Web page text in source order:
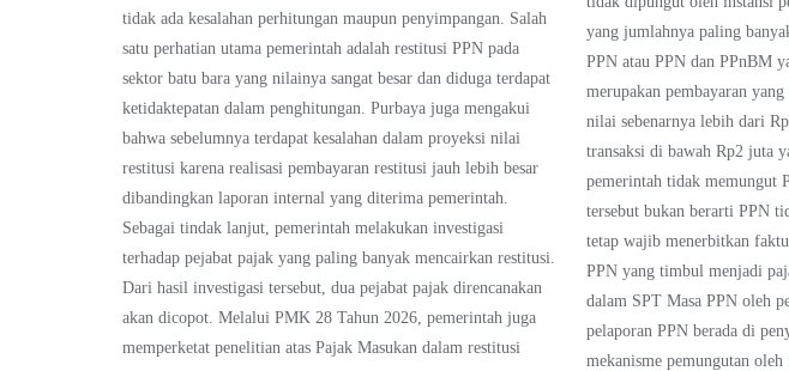
tidak ada kesalahan perhitungan maupun penyimpangan. Salah
satu perhatian utama pemerintah adalah restitusi PPN pada
sektor batu bara yang nilainya sangat besar dan diduga terdapat
ketidaktepatan dalam penghitungan. Purbaya juga mengakui
bahwa sebelumnya terdapat kesalahan dalam proyeksi nilai
restitusi karena realisasi pembayaran restitusi jauh lebih besar
dibandingkan laporan internal yang diterima pemerintah.
Sebagai tindak lanjut, pemerintah melakukan investigasi
terhadap pejabat pajak yang paling banyak mencairkan restitusi.
Dari hasil investigasi tersebut, dua pejabat pajak direncanakan
akan dicopot. Melalui PMK 28 Tahun 2026, pemerintah juga
memperketat penelitian atas Pajak Masukan dalam restitusi
yang jumlahnya paling
PPN atau PPN dan PPnBM
merupakan pembayaran
nilai sebenarnya lebih dari
transaksi di bawah Rp2 juta
pemerintah tidak memungut
tersebut bukan berarti PPN
tetap wajib menerbitkan
PPN yang timbul menjadi
dalam SPT Masa PPN oleh
pelaporan PPN berada di
mekanisme pemungutan